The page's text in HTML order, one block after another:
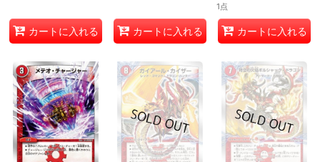
カートに入れる カートに入れる
1点
カートに入れる